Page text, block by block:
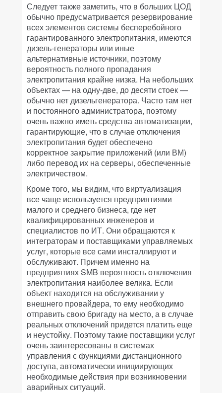
Следует также заметить, что в больших ЦОД
обычно предусматривается резервирование
всех элементов системы бесперебойного
гарантированного электропитания, имеются
дизель-генераторы или иные
альтернативные источники, поэтому
вероятность полного пропадания
электропитания крайне низка. На небольших
объектах — на одну-две, до десяти стоек —
обычно нет дизельгенератора. Часто там нет
и постоянного администратора, поэтому
очень важно иметь средства автоматизации,
гарантирующие, что в случае отключения
электропитания будет обеспечено
корректное закрытие приложений (или ВМ)
либо перевод их на серверы, обеспеченные
электричеством.
Кроме того, мы видим, что виртуализация
все чаще используется предприятиями
малого и среднего бизнеса, где нет
квалифицированных инженеров и
специалистов по ИТ. Они обращаются к
интеграторам и поставщиками управляемых
услуг, которые все сами инсталлируют и
обслуживают. Причем именно на
предприятиях SMB вероятность отключения
электропитания наиболее велика. Если
объект находится на обслуживании у
внешнего провайдера, то ему необходимо
отправить свою бригаду на место, а в случае
реальных отключений придется платить еще
и неустойку. Поэтому такие поставщики услуг
очень заинтересованы в системах
управления с функциями дистанционного
доступа, автоматически инициирующих
необходимые действия при возникновении
аварийных ситуаций.